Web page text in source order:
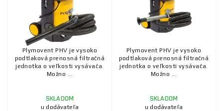
Plymovent PHV je vysoko
podtlaková prenosná filtračná
jednotka o veľkosti vysávača.
Možno ...
SKLADOM
u dodávateľa
Plymovent PHV je vysoko
podtlaková prenosná filtračná
jednotka o veľkosti vysávača.
Možno ...
SKLADOM
u dodávateľa